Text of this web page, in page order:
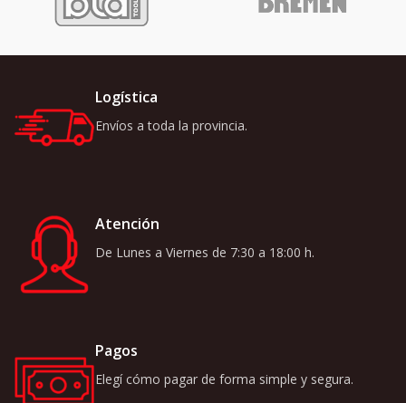
Logística
Envíos a toda la provincia.
Atención
De Lunes a Viernes de 7:30 a 18:00 h.
Pagos
Elegí cómo pagar de forma simple y segura.